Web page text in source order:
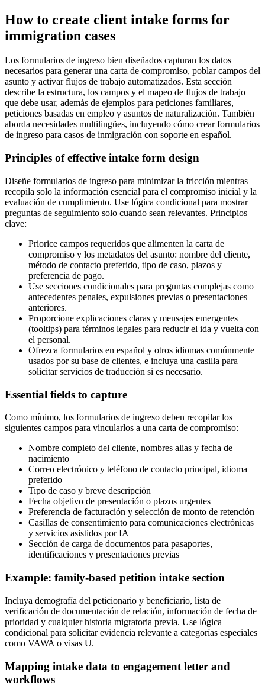
How to create client intake forms for
immigration cases
Los formularios de ingreso bien diseñados capturan los datos
necesarios para generar una carta de compromiso, poblar campos del
asunto y activar flujos de trabajo automatizados. Esta sección
describe la estructura, los campos y el mapeo de flujos de trabajo
que debe usar, además de ejemplos para peticiones familiares,
peticiones basadas en empleo y asuntos de naturalización. También
aborda necesidades multilingües, incluyendo cómo crear formularios
de ingreso para casos de inmigración con soporte en español.
Principles of effective intake form design
Diseñe formularios de ingreso para minimizar la fricción mientras
recopila solo la información esencial para el compromiso inicial y la
evaluación de cumplimiento. Use lógica condicional para mostrar
preguntas de seguimiento solo cuando sean relevantes. Principios
clave:
Priorice campos requeridos que alimenten la carta de
compromiso y los metadatos del asunto: nombre del cliente,
método de contacto preferido, tipo de caso, plazos y
preferencia de pago.
Use secciones condicionales para preguntas complejas como
antecedentes penales, expulsiones previas o presentaciones
anteriores.
Proporcione explicaciones claras y mensajes emergentes
(tooltips) para términos legales para reducir el ida y vuelta con
el personal.
Ofrezca formularios en español y otros idiomas comúnmente
usados por su base de clientes, e incluya una casilla para
solicitar servicios de traducción si es necesario.
Essential fields to capture
Como mínimo, los formularios de ingreso deben recopilar los
siguientes campos para vincularlos a una carta de compromiso:
Nombre completo del cliente, nombres alias y fecha de
nacimiento
Correo electrónico y teléfono de contacto principal, idioma
preferido
Tipo de caso y breve descripción
Fecha objetivo de presentación o plazos urgentes
Preferencia de facturación y selección de monto de retención
Casillas de consentimiento para comunicaciones electrónicas
y servicios asistidos por IA
Sección de carga de documentos para pasaportes,
identificaciones y presentaciones previas
Example: family-based petition intake section
Incluya demografía del peticionario y beneficiario, lista de
verificación de documentación de relación, información de fecha de
prioridad y cualquier historia migratoria previa. Use lógica
condicional para solicitar evidencia relevante a categorías especiales
como VAWA o visas U.
Mapping intake data to engagement letter and
workflows